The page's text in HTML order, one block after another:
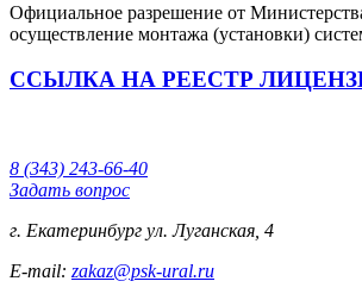
Официальное разрешение от
осуществление монтажа (установки)
ССЫЛКА НА РЕЕСТР
8 (343) 243-66-40
Задать вопрос
г. Екатеринбург ул. Луганская, 4
E-mail: zakaz@psk-ural.ru